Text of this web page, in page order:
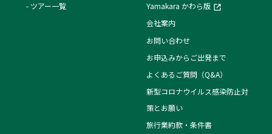
ツアー一覧
Yamakara かわら版
会社案内
お問い合わせ
お申込みからご出発まで
よくあるご質問（Q&A）
新型コロナウイルス感染防止対
策とお願い
旅行業約款・条件書